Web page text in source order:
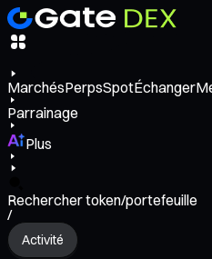
MarchésPerpsSpotÉchanger
Parrainage
Plus
Rechercher token/portefeuille
/
Activité